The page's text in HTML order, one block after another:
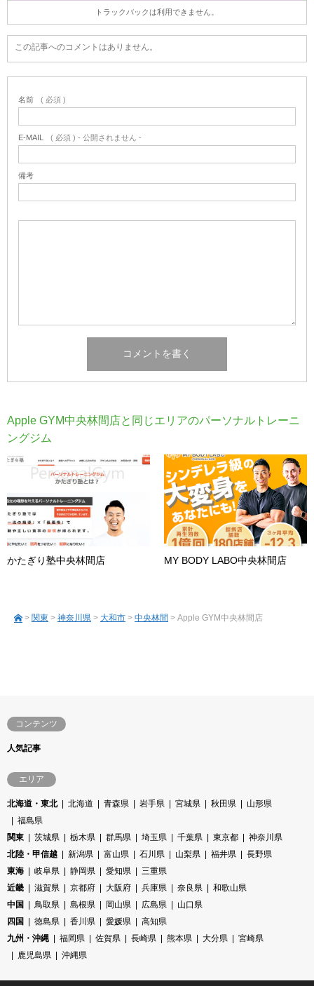
トラックバックは利用できません。
この記事へのコメントはありません。
名前 ( 必須 )
E-MAIL ( 必須 ) - 公開されません -
備考
Apple GYM中央林間店と同じエリアのパーソナルトレーニ
ングジム
かたぎり塾中央林間店 MY BODY LABO中央林間店
> 関東 > 神奈川県 > 大和市 > 中央林間 > Apple GYM中央林間店
コンテンツ
人気記事
エリア
北海道・東北 北海道 青森県 岩手県 宮城県 秋田県
山形県
福島県
関東
茨城県 栃木県 群馬県 埼玉県 千葉県 東京都
神奈川県
北陸・甲信越
新潟県 富山県 石川県 山梨県 福井県
長野県
東海
岐阜県 静岡県 愛知県
三重県
近畿
滋賀県 京都府 大阪府 兵庫県 奈良県
和歌山県
中国
鳥取県 島根県 岡山県 広島県
山口県
四国
徳島県 香川県 愛媛県
高知県
九州・沖縄
福岡県 佐賀県 長崎県 熊本県 大分県
宮崎県
鹿児島県
沖縄県